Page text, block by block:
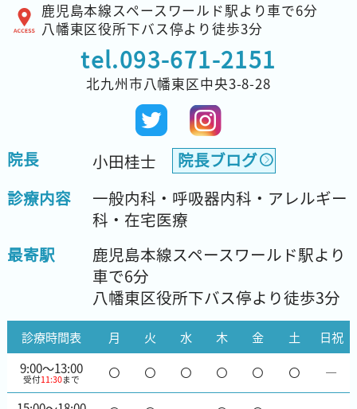
鹿児島本線スペースワールド駅より車で6分
八幡東区役所下バス停より徒歩3分
tel.093-671-2151
北九州市八幡東区中央3-8-28
院長 小田桂士
院長ブログ
診療内容
一般内科・呼吸器内科・アレルギー
科・在宅医療
最寄駅
鹿児島本線スペースワールド駅より
車で6分
八幡東区役所下バス停より徒歩3分
診療時間表 月 火 水 木 金 土
日祝
9:00～13:00
受付11:30まで
―